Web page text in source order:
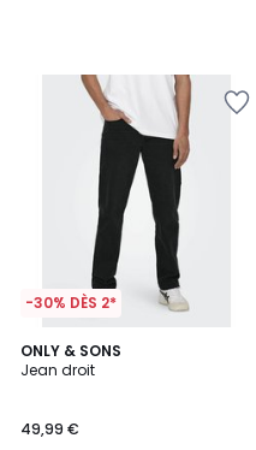
-30% DÈS 2*
ONLY & SONS
Jean droit
49,99 €